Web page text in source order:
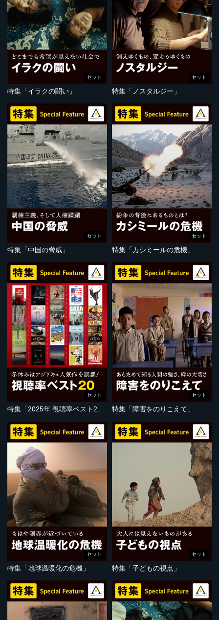
セット
特集「イラクの闘い」
セット
特集「ノスタルジー」
セット
特集「中国の脅威」
セット
特集「カシミールの危機」
セット セット
特集「障害をのりこえて」
セット
特集「地球温暖化の危機」
セット
特集「子どもの視点」